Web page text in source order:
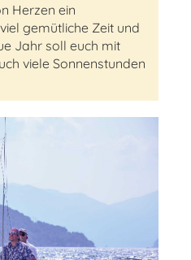
Herzen ein
gemütliche Zeit und
Jahr soll euch mit
viele Sonnenstunden